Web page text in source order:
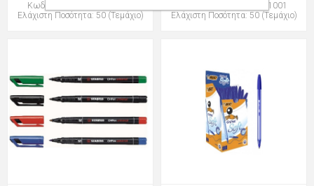
Κωδικός: group-035000001
Ελάχιστη Ποσότητα: 50 (Τεμάχιο)
Κωδικός: group-024001001
Ελάχιστη Ποσότητα: 50 (Τεμάχιο)